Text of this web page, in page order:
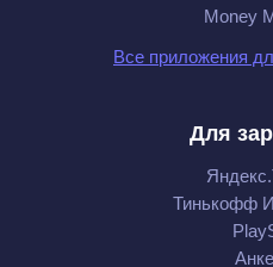
Money
Все приложения
Для
Тинькофф